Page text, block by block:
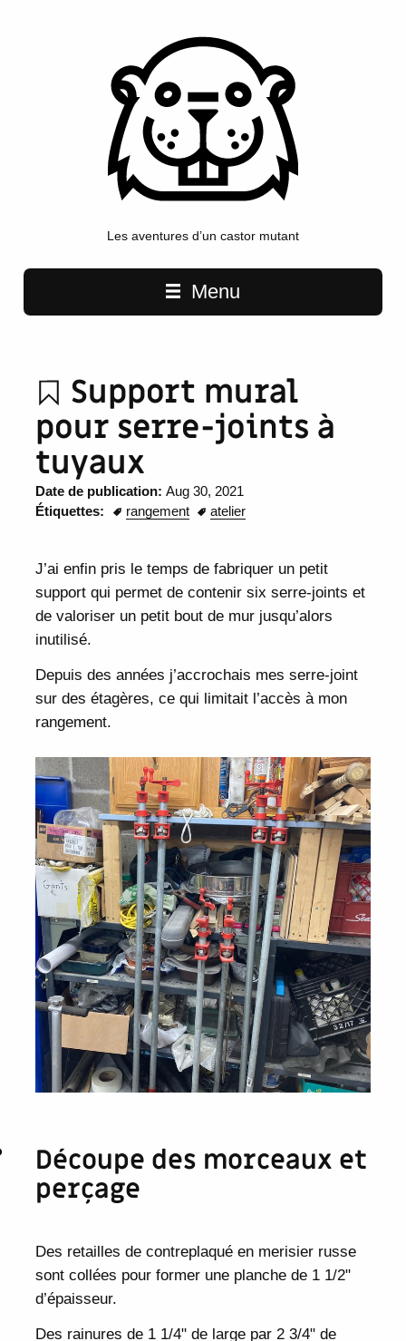
Les aventures d’un castor mutant
Main navigation
Menu
Support mural
pour serre-joints à
tuyaux
Date de publication:Aug 30, 2021
Étiquettes:
rangement atelier
J’ai enfin pris le temps de fabriquer un petit
support qui permet de contenir six serre-joints et
de valoriser un petit bout de mur jusqu’alors
inutilisé.
Depuis des années j’accrochais mes serre-joint
sur des étagères, ce qui limitait l’accès à mon
rangement.
Découpe des morceaux et
perçage
Des retailles de contreplaqué en merisier russe
sont collées pour former une planche de 1 1/2"
d’épaisseur.
Des rainures de 1 1/4" de large par 2 3/4" de